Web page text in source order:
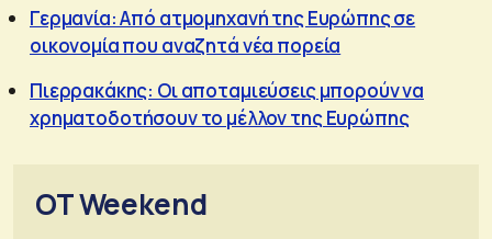
Γερμανία: Από ατμομηχανή της Ευρώπης σε
οικονομία που αναζητά νέα πορεία
Πιερρακάκης: Οι αποταμιεύσεις μπορούν να
χρηματοδοτήσουν το μέλλον της Ευρώπης
OT Weekend